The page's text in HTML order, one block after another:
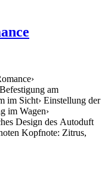
am
im Sicht› Einstellung der
im Wagen›
Design des Autoduft
Kopfnote: Zitrus,